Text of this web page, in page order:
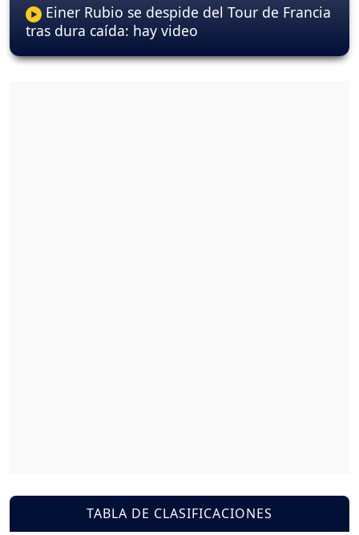
Einer Rubio se despide del Tour de Francia
tras dura caída: hay video
TABLA DE CLASIFICACIONES